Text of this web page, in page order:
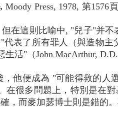
Moody Press, 1978, 第
在這則比喻中, "兒子"并不
表了所有罪人（與造物
活"（John MacArthur,
他便成為 "可能得救的人
很多問題上，特別是在
，而麥加瑟博士則是錯的